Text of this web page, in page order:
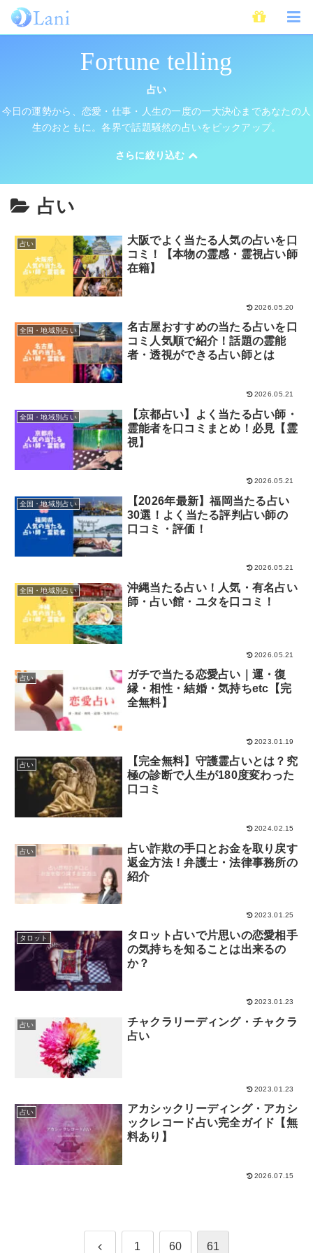
ホーム 占い
Fortune telling
占い
今日の運勢から、恋愛・仕事・人生の一度の一大決心まであなたの人
生のおともに。各界で話題騒然の占いをピックアップ。
さらに絞り込む
霊感・霊視占い
透視占い
前世占い
星ひとみの天星術占い 四柱推命
色占い ソウルナンバー
血液型占い 数秘術
占いアプリ
六曜
西洋占星術・ホロスコープ 夢占い
タロット
占い師 誕生日占い
占い
占い
大阪でよく当たる人気の占いを口
コミ！【本物の霊感・霊視占い師
在籍】
2026.05.20
全国・地域別占い
名古屋おすすめの当たる占いを口
コミ人気順で紹介！話題の霊能
者・透視ができる占い師とは
2026.05.21
全国・地域別占い
【京都占い】よく当たる占い師・
霊能者を口コミまとめ！必見【霊
視】
2026.05.21
全国・地域別占い
【2026年最新】福岡当たる占い
30選！よく当たる評判占い師の
口コミ・評価！
2026.05.21
全国・地域別占い
沖縄当たる占い！人気・有名占い
師・占い館・ユタを口コミ！
2026.05.21
占い
ガチで当たる恋愛占い｜運・復
縁・相性・結婚・気持ちetc【完
全無料】
2023.01.19
占い
【完全無料】守護霊占いとは？究
極の診断で人生が180度変わった
口コミ
2024.02.15
占い
占い詐欺の手口とお金を取り戻す
返金方法！弁護士・法律事務所の
紹介
2023.01.25
タロット
タロット占いで片思いの恋愛相手
の気持ちを知ることは出来るの
か？
2023.01.23
占い
チャクラリーディング・チャクラ
占い
2023.01.23
占い
アカシックリーディング・アカシ
ックレコード占い完全ガイド【無
料あり】
2026.07.15
前 1 60 61